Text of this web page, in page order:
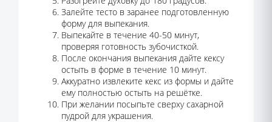
Залейте тесто в заранее подготовленную
форму для выпекания.
Выпекайте в течение 40-50 минут,
проверяя готовность зубочисткой.
После окончания выпекания дайте кексу
остыть в форме в течение 10 минут.
Аккуратно извлеките кекс из формы и дайте
ему полностью остыть на решётке.
При желании посыпьте сверху сахарной
пудрой для украшения.